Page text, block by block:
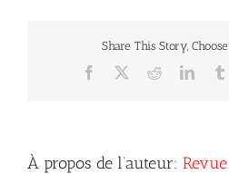
Share This Story,
Facebook Reddit
À propos de l’auteur: